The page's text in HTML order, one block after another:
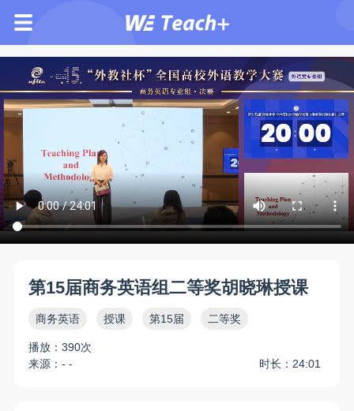
第15届商务英语组二等奖胡晓琳授课
商务英语 授课 第15届 二等奖
播放：390次
来源：- -
时长：24:01